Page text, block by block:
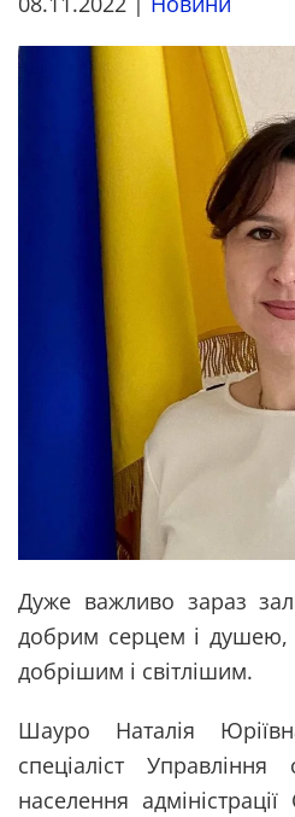
Дуже важливо зараз
добрим серцем і душею,
добрішим і світлішим.
Шауро Наталія
спеціаліст Управління
населення